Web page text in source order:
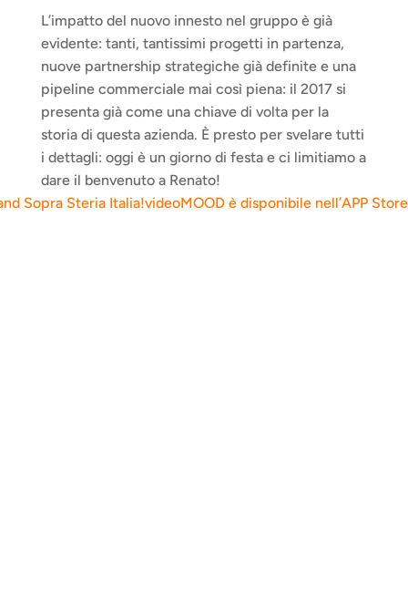
L’impatto del nuovo innesto nel gruppo è già
evidente: tanti, tantissimi progetti in partenza,
nuove partnership strategiche già definite e una
pipeline commerciale mai così piena: il 2017 si
presenta già come una chiave di volta per la
storia di questa azienda. È presto per svelare tutti
i dettagli: oggi è un giorno di festa e ci limitiamo a
dare il benvenuto a Renato!
Sopra Steria Italia!videoMOOD è disponibile nell’APP